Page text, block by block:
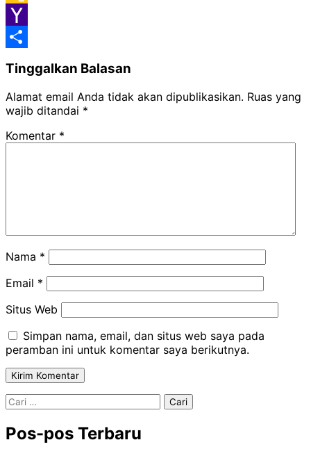
Google
Classroom
Yahoo
Tinggalkan Balasan
Alamat email Anda tidak akan dipublikasikan. Ruas yang
wajib ditandai *
Komentar *
Nama *
Email *
Situs Web
Simpan nama, email, dan situs web saya pada
peramban ini untuk komentar saya berikutnya.
Cari
Pos-pos Terbaru